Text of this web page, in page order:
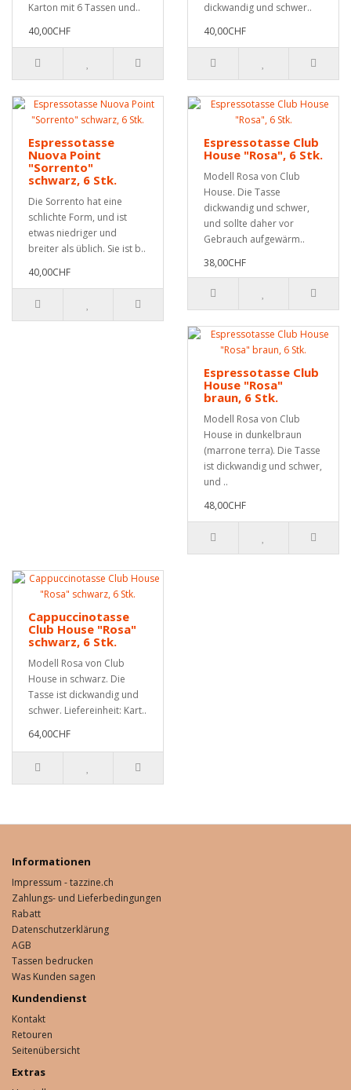
Karton mit 6 Tassen und..
40,00CHF
dickwandig und schwer..
40,00CHF
Espressotasse
Nuova Point
"Sorrento"
schwarz, 6 Stk.
Die Sorrento hat eine
schlichte Form, und ist
etwas niedriger und
breiter als üblich. Sie ist b..
40,00CHF
Espressotasse Club
House "Rosa", 6 Stk.
Modell Rosa von Club
House. Die Tasse
dickwandig und schwer,
und sollte daher vor
Gebrauch aufgewärm..
38,00CHF
Espressotasse Club
House "Rosa"
braun, 6 Stk.
Modell Rosa von Club
House in dunkelbraun
(marrone terra). Die Tasse
ist dickwandig und schwer,
und ..
48,00CHF
Cappuccinotasse
Club House "Rosa"
schwarz, 6 Stk.
Modell Rosa von Club
House in schwarz. Die
Tasse ist dickwandig und
schwer. Liefereinheit: Kart..
64,00CHF
Informationen
Impressum - tazzine.ch
Zahlungs- und Lieferbedingungen
Rabatt
Datenschutzerklärung
AGB
Tassen bedrucken
Was Kunden sagen
Kundendienst
Kontakt
Retouren
Seitenübersicht
Extras